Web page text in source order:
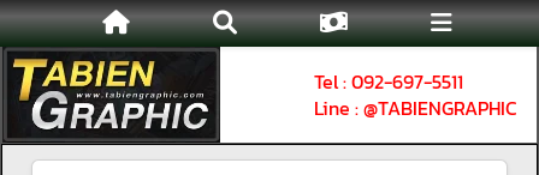
Tel : 092-697-5511
Line : @TABIENGRAPHIC